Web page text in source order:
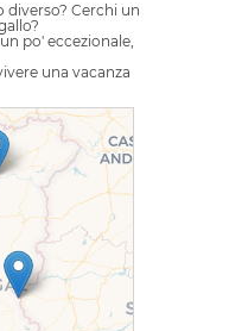
diverso? Cerchi un
po' eccezionale,
una vacanza